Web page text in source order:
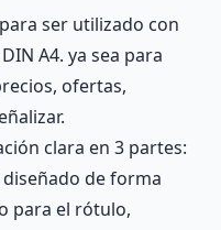
ser utilizado con
A4. ya sea para
ofertas,
clara en 3 partes:
de forma
para el rótulo,